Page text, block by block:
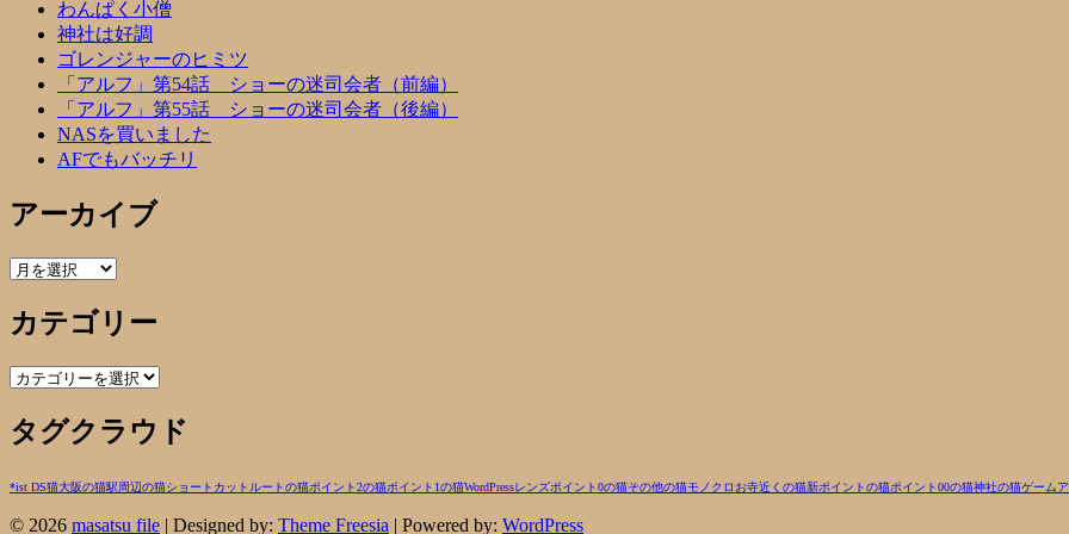
わんぱく小僧
神社は好調
ゴレンジャーのヒミツ
「アルフ」第54話 ショーの迷司会者（前編）
「アルフ」第55話 ショーの迷司会者（後編）
NASを買いました
AFでもバッチリ
アーカイブ
ア
カ
イ
ブ
カテゴリー
カ
ゴ
リ
タグクラウド
*ist DS猫大阪の猫駅周辺の猫ショートカットルートの猫ポイント2の猫ポイント1の猫WordPressレンズポイント0の猫その他の猫モノクロ お寺近くの猫新ポイントの猫ポイント00の猫神社の猫ゲーム
© 2026 masatsu file | Designed by: Theme Freesia | Powered by: WordPress